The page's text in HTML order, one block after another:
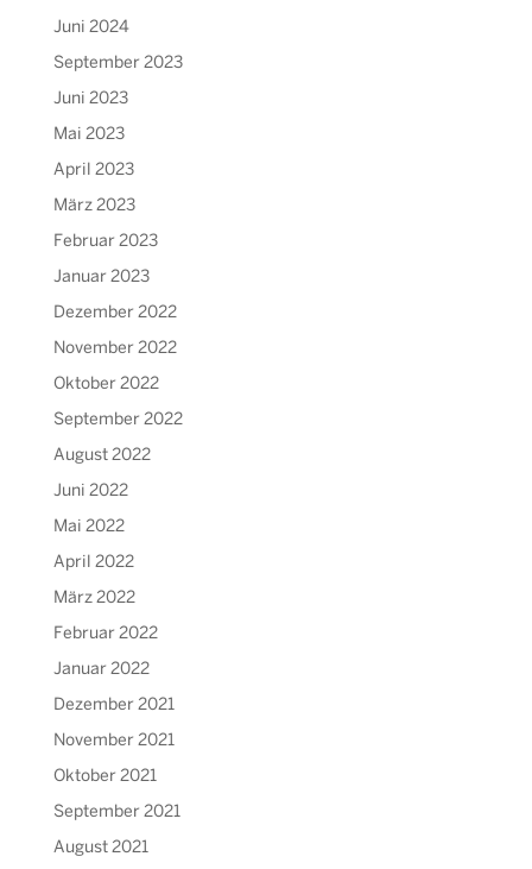
Juni 2024
September 2023
Juni 2023
Mai 2023
April 2023
März 2023
Februar 2023
Januar 2023
Dezember 2022
November 2022
Oktober 2022
September 2022
August 2022
Juni 2022
Mai 2022
April 2022
März 2022
Februar 2022
Januar 2022
Dezember 2021
November 2021
Oktober 2021
September 2021
August 2021